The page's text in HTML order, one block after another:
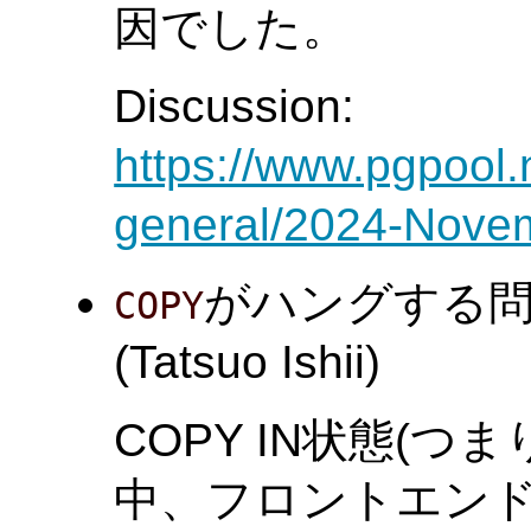
因でした。
Discussion:
https://
general/2024-
COPYがハングする
(Tatsuo Ishii)
COPY IN状態(つま
中、フロントエン